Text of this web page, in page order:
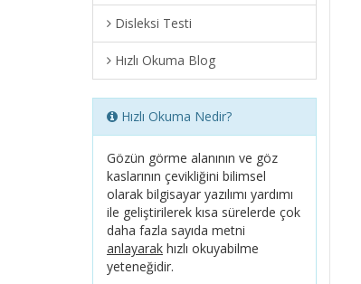
Disleksi Testi
Hızlı Okuma Blog
Hızlı Okuma Nedir?
Gözün görme alanının ve göz
kaslarının çevikliğini bilimsel
olarak bilgisayar yazılımı yardımı
ile geliştirilerek kısa sürelerde çok
daha fazla sayıda metni
anlayarak hızlı okuyabilme
yeteneğidir.